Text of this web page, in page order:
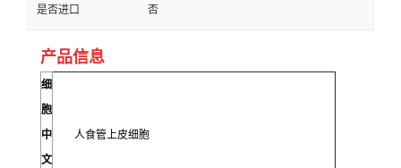
是否进口 否
产品信息
细
胞
中
文
人食管上皮细胞